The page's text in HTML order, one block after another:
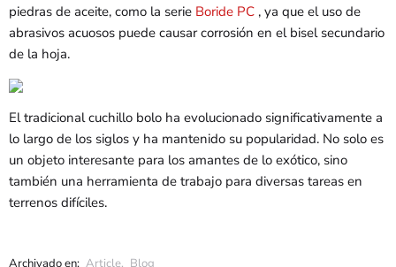
piedras de aceite, como la serie Boride PC , ya que el uso de
abrasivos acuosos puede causar corrosión en el bisel secundario
de la hoja.
El tradicional cuchillo bolo ha evolucionado significativamente a
lo largo de los siglos y ha mantenido su popularidad. No solo es
un objeto interesante para los amantes de lo exótico, sino
también una herramienta de trabajo para diversas tareas en
terrenos difíciles.
Archivado en: Article, Blog